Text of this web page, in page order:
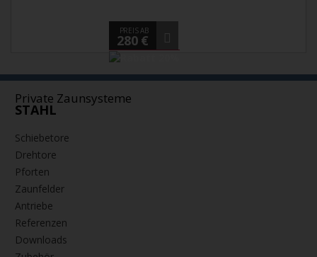
PREIS AB
280 €
Private Zaunsysteme
STAHL
Schiebetore
Drehtore
Pforten
Zaunfelder
Antriebe
Referenzen
Downloads